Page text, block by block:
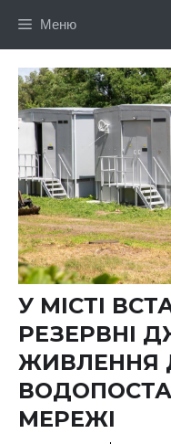
Меню
У МІСТІ
РЕЗЕРВНІ
ЖИВЛЕННЯ
МЕРЕЖІ